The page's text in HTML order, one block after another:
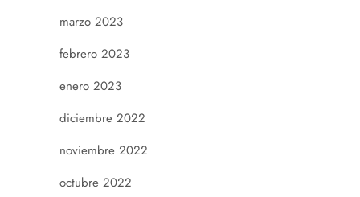
marzo 2023
febrero 2023
enero 2023
diciembre 2022
noviembre 2022
octubre 2022